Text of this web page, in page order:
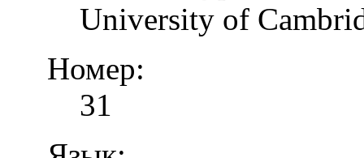
University of
Номер:
31